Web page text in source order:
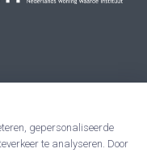
gepersonaliseerde
te analyseren. Door